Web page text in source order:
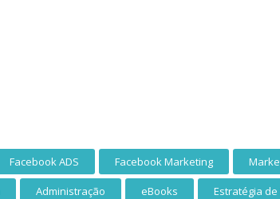
Facebook ADS Facebook Marketing
Administração eBooks Estratégia de